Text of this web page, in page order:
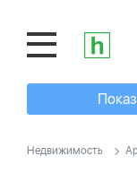
Недвижимость